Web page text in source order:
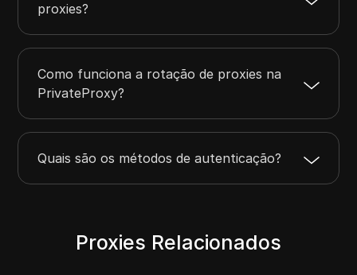
proxies?
Como funciona a rotação de proxies na
PrivateProxy?
Quais são os métodos de autenticação?
Proxies Relacionados